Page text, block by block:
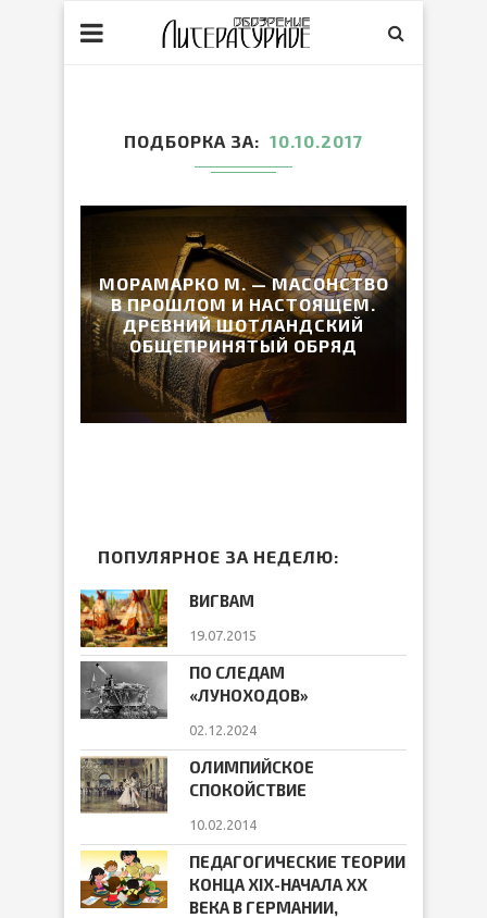
ПОДБОРКА ЗА 10.10.2017
МОРАМАРКО М. — МАСОНСТВО
В ПРОШЛОМ И НАСТОЯЩЕМ.
ДРЕВНИЙ ШОТЛАНДСКИЙ
ОБЩЕПРИНЯТЫЙ ОБРЯД
ПОПУЛЯРНОЕ ЗА НЕДЕЛЮ:
ВИГВАМ
19.07.2015
ПО СЛЕДАМ
«ЛУНОХОДОВ»
02.12.2024
ОЛИМПИЙСКОЕ
СПОКОЙСТВИЕ
10.02.2014
ПЕДАГОГИЧЕСКИЕ ТЕОРИИ
КОНЦА ХIХ-НАЧАЛА ХХ
ВЕКА В ГЕРМАНИИ,